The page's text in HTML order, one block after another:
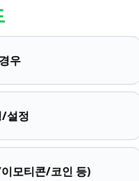
우
설정
모티콘/코인 등)